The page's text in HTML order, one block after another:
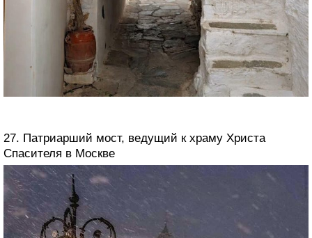
27. Патриарший мост, ведущий к храму Христа
Спасителя в Москве